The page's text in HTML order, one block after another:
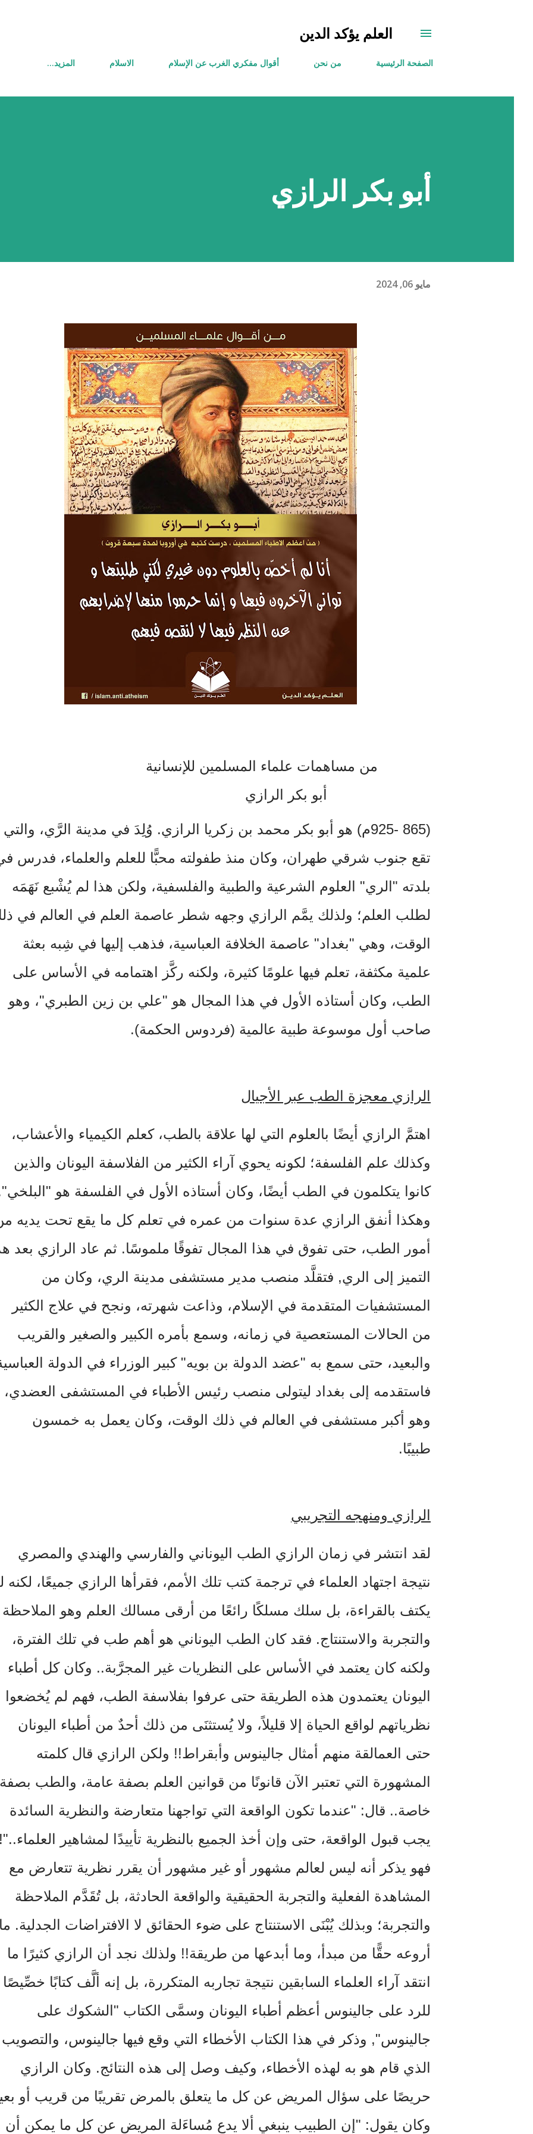
العلم يؤكد الدين
الصفحة الرئيسية من نحن أقوال مفكري الغرب عن الإسلام الاسلام ‏المزيد…
أبو بكر الرازي
مايو 06, 2024
من مساهمات علماء المسلمين للإنسانية
أبو بكر الرازي
(865
925-م) هو أبو بكر محمد بن زكريا الرازي. وُلِدَ في مدينة الرَّي، والتي
تقع جنوب شرقي طهران، وكان منذ طفولته محبًّا للعلم والعلماء، فدرس
بلدته "الري" العلوم الشرعية والطبية والفلسفية، ولكن هذا لم يُشْبع نَهَمَه
لطلب العلم؛ ولذلك يمَّم الرازي وجهه شطر عاصمة العلم في العالم في
الوقت، وهي "بغداد" عاصمة الخلافة العباسية، فذهب إليها في شِبه بعثة
علمية مكثفة، تعلم فيها علومًا كثيرة، ولكنه ركَّز اهتمامه في الأساس على
الطب، وكان أستاذه الأول في هذا المجال هو "علي بن زين الطبري"، وهو
صاحب أول موسوعة طبية عالمية (فردوس الحكمة).
الرازي معجزة الطب عبر الأجيال
اهتمَّ الرازي أيضًا بالعلوم التي لها علاقة بالطب، كعلم الكيمياء والأعشاب،
وكذلك علم الفلسفة؛ لكونه يحوي آراء الكثير من الفلاسفة اليونان والذين
كانوا يتكلمون في الطب أيضًا، وكان أستاذه الأول في الفلسفة هو
وهكذا أنفق الرازي عدة سنوات من عمره في تعلم كل ما يقع تحت يديه
أمور الطب، حتى تفوق في هذا المجال تفوقًا ملموسًا. ثم عاد الرازي بعد
التميز إلى الري, فتقلَّد منصب مدير مستشفى مدينة الري، وكان من
المستشفيات المتقدمة في الإسلام، وذاعت شهرته، ونجح في علاج الكثير
من الحالات المستعصية في زمانه، وسمع بأمره الكبير والصغير والقريب
والبعيد، حتى سمع به "عضد الدولة بن بويه" كبير الوزراء في الدولة
فاستقدمه إلى بغداد ليتولى منصب رئيس الأطباء في المستشفى العضدي،
وهو أكبر مستشفى في العالم في ذلك الوقت، وكان يعمل به خمسون
طبيبًا.
الرازي ومنهجه التجريبي
لقد انتشر في زمان الرازي الطب اليوناني والفارسي والهندي والمصري
نتيجة اجتهاد العلماء في ترجمة كتب تلك الأمم، فقرأها الرازي جميعًا، لكنه
يكتف بالقراءة، بل سلك مسلكًا رائعًا من أرقى مسالك العلم وهو الملاحظة
والتجربة والاستنتاج. فقد كان الطب اليوناني هو أهم طب في تلك الفترة،
ولكنه كان يعتمد في الأساس على النظريات غير المجرَّبة.. وكان كل أطباء
اليونان يعتمدون هذه الطريقة حتى عرفوا بفلاسفة الطب، فهم لم يُخضعوا
نظرياتهم لواقع الحياة إلا قليلاً، ولا يُستثنَى من ذلك أحدٌ من أطباء اليونان
حتى العمالقة منهم أمثال جالينوس وأبقراط!! ولكن الرازي قال كلمته
المشهورة التي تعتبر الآن قانونًا من قوانين العلم بصفة عامة، والطب بصفة
خاصة.. قال: "عندما تكون الواقعة التي تواجهنا متعارضة والنظرية السائدة
يجب قبول الواقعة، حتى وإن أخذ الجميع بالنظرية تأييدًا لمشاهير
فهو يذكر أنه ليس لعالم مشهور أو غير مشهور أن يقرر نظرية تتعارض مع
المشاهدة الفعلية والتجربة الحقيقية والواقعة الحادثة، بل تُقَدَّم الملاحظة
والتجربة؛ وبذلك يُبْنَى الاستنتاج على ضوء الحقائق لا الافتراضات الجدلية.
أروعه حقًّا من مبدأ، وما أبدعها من طريقة!! ولذلك نجد أن الرازي كثيرًا ما
انتقد آراء العلماء السابقين نتيجة تجاربه المتكررة، بل إنه ألَّف كتابًا خصِّيصًا
للرد على جالينوس أعظم أطباء اليونان وسمَّى الكتاب "الشكوك على
جالينوس", وذكر في هذا الكتاب الأخطاء التي وقع فيها جالينوس، والتصويب
الذي قام هو به لهذه الأخطاء، وكيف وصل إلى هذه النتائج. وكان الرازي
حريصًا على سؤال المريض عن كل ما يتعلق بالمرض تقريبًا من قريب أو
وكان يقول: "إن الطبيب ينبغي ألا يدع مُساءَلة المريض عن كل ما يمكن أن